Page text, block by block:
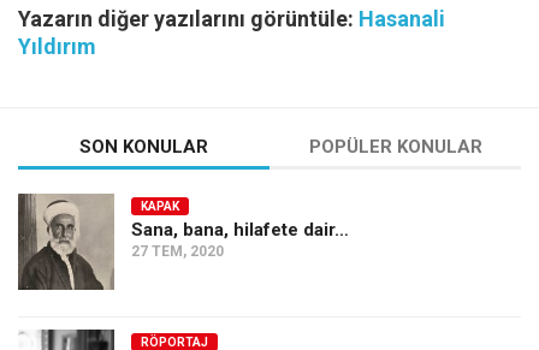
Yazarın diğer yazılarını görüntüle: Hasanali
Yıldırım
SON KONULAR POPÜLER KONULAR
KAPAK
Sana, bana, hilafete dair…
27 TEM, 2020
RÖPORTAJ